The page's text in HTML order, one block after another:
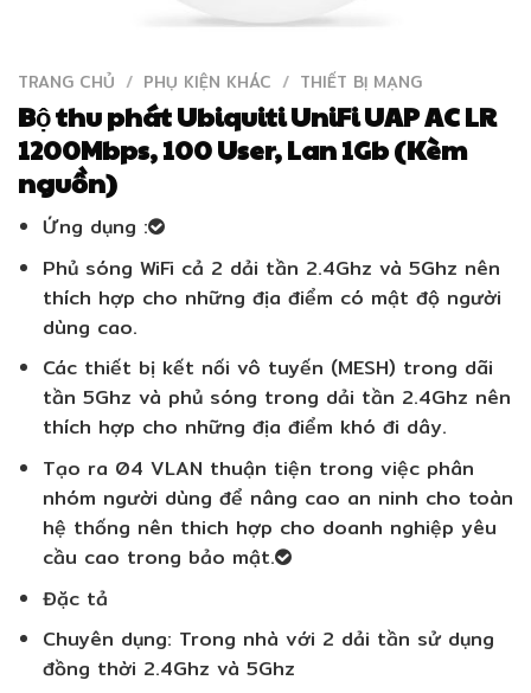
TRANG CHỦ / PHỤ KIỆN KHÁC / THIẾT BỊ MẠNG
Bộ thu phát Ubiquiti UniFi UAP AC LR
1200Mbps, 100 User, Lan 1Gb (Kèm
nguồn)
Ứng dụng :
Phủ sóng WiFi cả 2 dải tần 2.4Ghz và 5Ghz nên
thích hợp cho những địa điểm có mật độ người
dùng cao.
Các thiết bị kết nối vô tuyến (MESH) trong dãi
tần 5Ghz và phủ sóng trong dải tần 2.4Ghz nên
thích hợp cho những địa điểm khó đi dây.
Tạo ra 04 VLAN thuận tiện trong việc phân
nhóm người dùng để nâng cao an ninh cho toàn
hệ thống nên thich hợp cho doanh nghiệp yêu
cầu cao trong bảo mật.
Đặc tả
Chuyên dụng: Trong nhà với 2 dải tần sử dụng
đồng thời 2.4Ghz và 5Ghz